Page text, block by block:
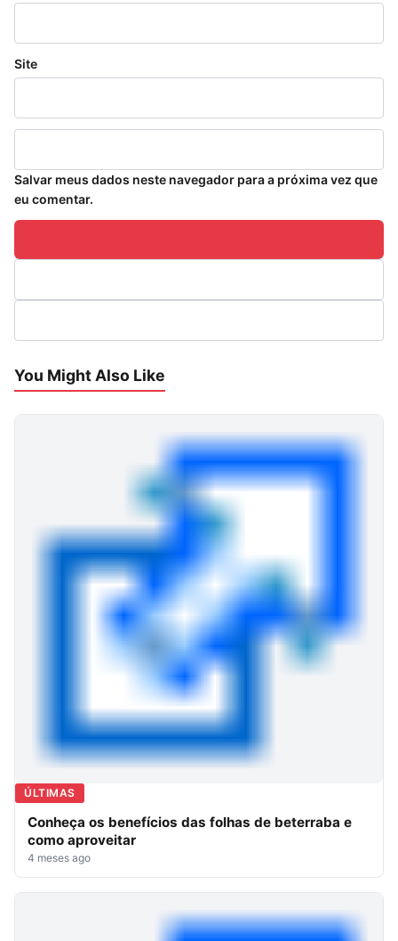
Site
Salvar meus dados neste navegador para a próxima vez que
eu comentar.
You Might Also Like
ÚLTIMAS
Conheça os benefícios das folhas de beterraba e
como aproveitar
4 meses ago